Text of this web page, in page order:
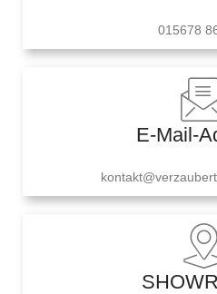
015678
E-Mail-